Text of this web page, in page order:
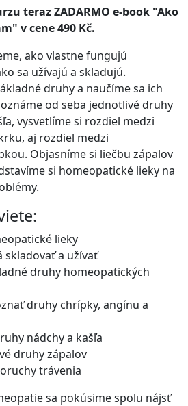
teraz ZADARMO e-book "Ako
v cene 490 Kč.
ako vlastne fungujú
sa užívajú a skladujú.
druhy a naučíme sa ich
od seba jednotlivé druhy
vysvetlíme si rozdiel medzi
aj rozdiel medzi
Objasníme si liečbu zápalov
si homeopatické lieky na
lieky
a užívať
druhy homeopatických
druhy chrípky, angínu a
nádchy a kašľa
druhy zápalov
trávenia
sa pokúsime spolu nájsť